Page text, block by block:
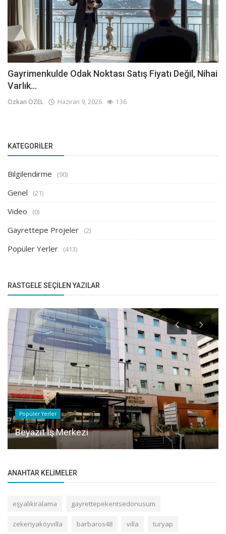
Gayrimenkulde Odak Noktası Satış Fiyatı Değil, Nihai
Varlık...
Özkan ÖZEL Haziran 9, 2026 136
KATEGORILER
Bilgilendirme (90)
Genel (21)
Video (0)
Gayrettepe Projeler (2)
Popüler Yerler (413)
RASTGELE SEÇILEN YAZILAR
Popüler Yerler
Beyazıt İş Merkezi
ANAHTAR KELIMELER
eşyalıkiralama gayrettepekentsedonusum
zekeriyaköyvilla barbaros48 villa turyap